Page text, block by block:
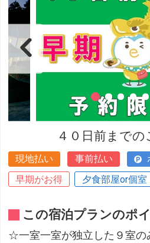
４０日前までの
現地払い 事前払い
早期がお得
夕食部屋or個室
この宿泊プランのポ
☆一室一室が独立した９室の